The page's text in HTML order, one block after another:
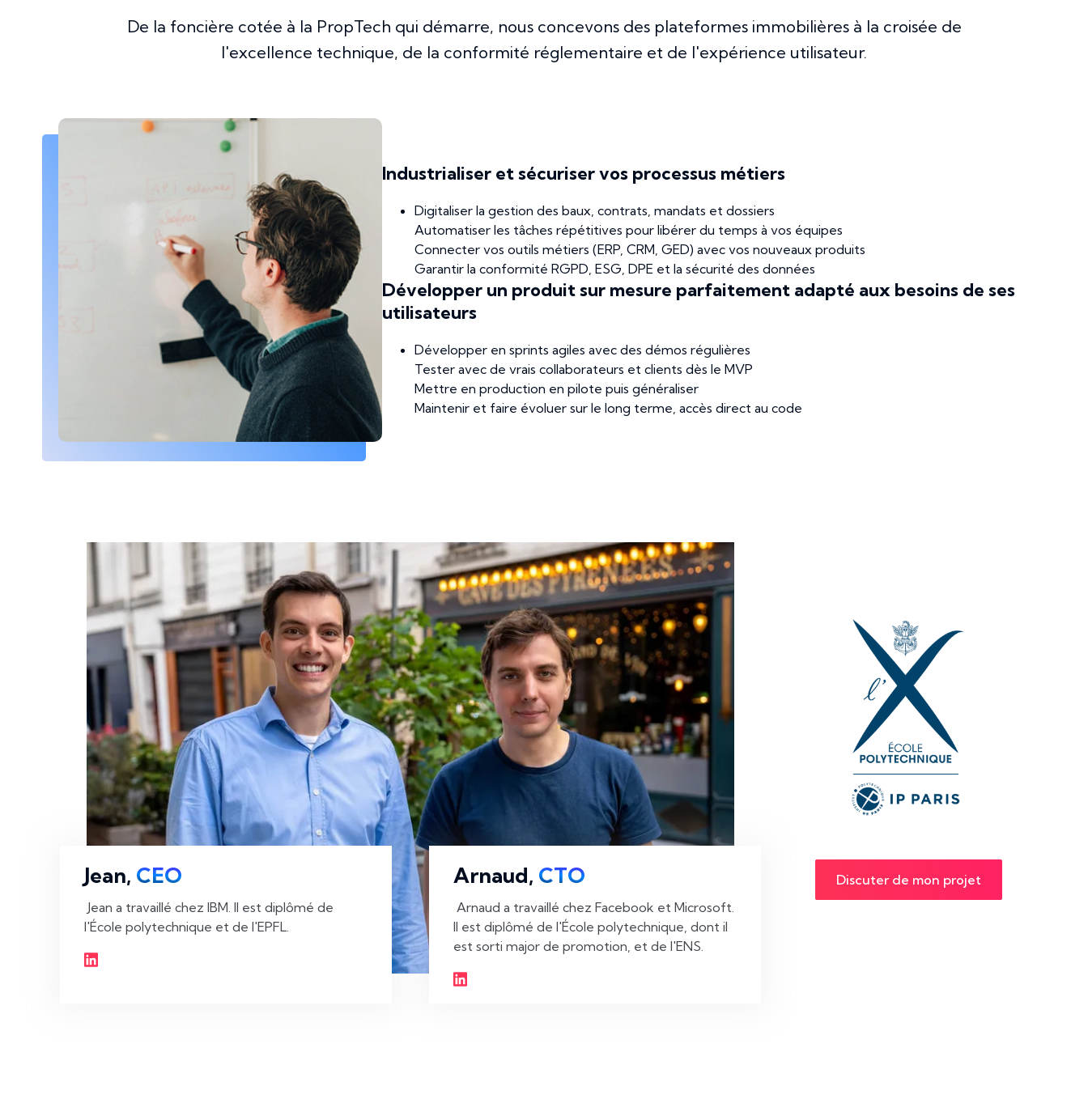
De la foncière cotée à la PropTech qui démarre, nous concevons des plateformes immobilières à la croisée de
l'excellence technique, de la conformité réglementaire et de l'expérience utilisateur.
Industrialiser et sécuriser vos processus métiers
Digitaliser la gestion des baux, contrats, mandats et dossiers
Automatiser les tâches répétitives pour libérer du temps à vos équipes
Connecter vos outils métiers (ERP, CRM, GED) avec vos nouveaux produits
Garantir la conformité RGPD, ESG, DPE et la sécurité des données
Développer un produit sur mesure parfaitement adapté aux besoins de ses
utilisateurs
Développer en sprints agiles avec des démos régulières
Tester avec de vrais collaborateurs et clients dès le MVP
Mettre en production en pilote puis généraliser
Maintenir et faire évoluer sur le long terme, accès direct au code
Jean, CEO
l'École polytechnique et de l'EPFL.
Arnaud, CTO
Il est diplômé de l'École polytechnique, dont il
est sorti major de promotion, et de l'ENS.
Discuter de mon projet